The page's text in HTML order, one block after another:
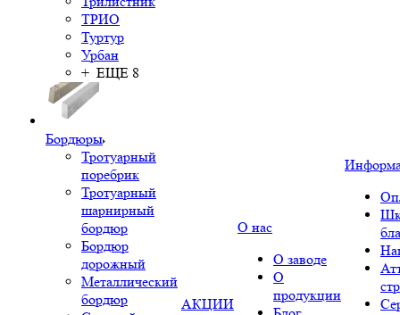
ТРИО
Туртур
Урбан
+ ЕЩЕ 8
Бордюры
Тротуарный
поребрик
Тротуарный
шарнирный
бордюр
Бордюр
дорожный
Металлический
бордюр
АКЦИИ
О нас
О заводе
О
продукции